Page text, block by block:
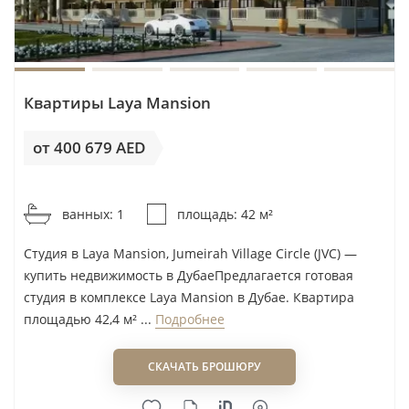
В диапазоне 760 000–1 120 000 AED
использовать коридор половины
реальных сделок DLD по готовому жилью
как ориентир для проверки цены. Это не
замена оценке конкретной квартиры, но
полезный фильтр против переплаты.
зданию до внесения резерва: договор,
регулярные расходы, правила аренды и
условия передачи объекта для строящихся
проектов.
Закладывать горизонт не менее периода
покупки, передачи объекта и
Квартиры Laya Mansion
от 400 679 AED
ванных: 1
площадь: 42 м²
Студия в Laya Mansion, Jumeirah Village Circle (JVC) —
купить недвижимость в ДубаеПредлагается готовая
студия в комплексе Laya Mansion в Дубае. Квартира
площадью 42,4 м² ... Подробнее
СКАЧАТЬ БРОШЮРУ